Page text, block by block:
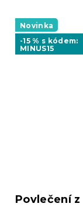
Novinka
-15 % s kódem:
MINUS15
Povlečení